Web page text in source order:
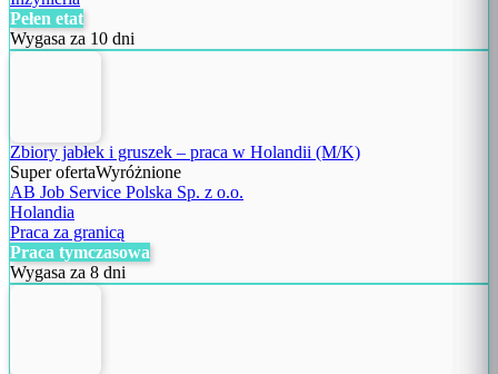
Pełen etat
Wygasa za 10 dni
Zbiory jabłek i gruszek – praca w Holandii (M/K)
Super ofertaWyróżnione
AB Job Service Polska Sp. z o.o.
Holandia
Praca za granicą
Praca tymczasowa
Wygasa za 8 dni